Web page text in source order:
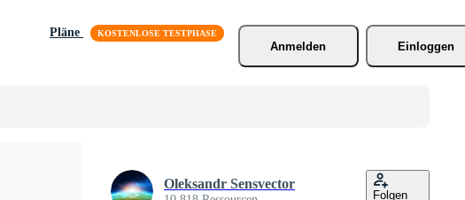
Pläne
Anmelden
Einloggen
Oleksandr Sensvector
Folgen